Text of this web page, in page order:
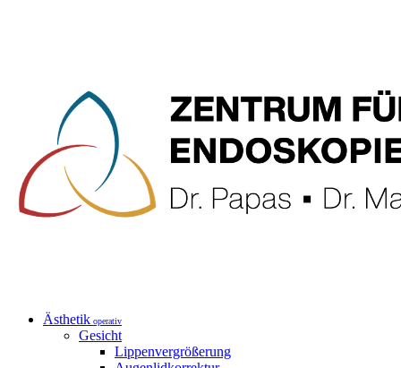
Ästhetik operativ
Gesicht
Lippenvergrößerung